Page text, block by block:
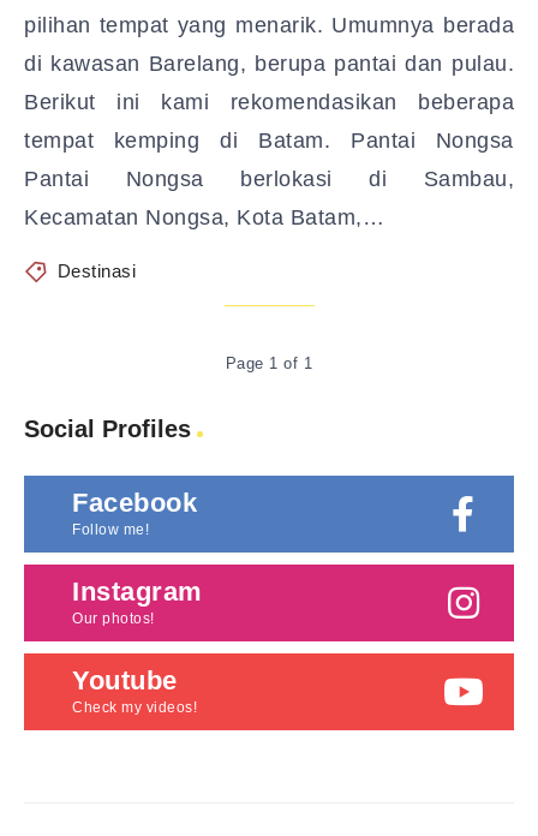
pilihan tempat yang menarik. Umumnya berada
di kawasan Barelang, berupa pantai dan pulau.
Berikut ini kami rekomendasikan beberapa
tempat kemping di Batam. Pantai Nongsa
Pantai Nongsa berlokasi di Sambau,
Kecamatan Nongsa, Kota Batam,…
Destinasi
Page 1 of 1
Social Profiles
Facebook
Follow me!
Instagram
Our photos!
Youtube
Check my videos!